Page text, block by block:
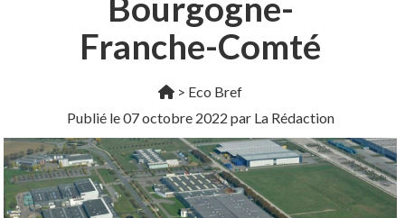
Franche-Comté
> Eco Bref
Publié le07 octobre 2022 par La Rédaction